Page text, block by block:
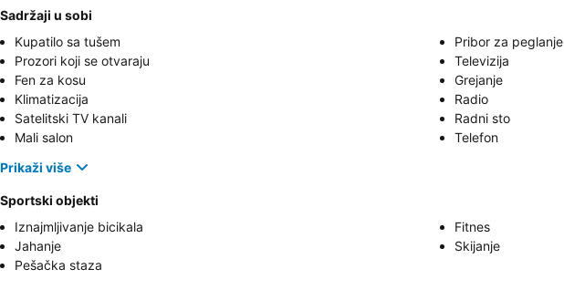
Sadržaji u sobi
Kupatilo sa tušem
Pribor za peglanje
Prozori koji se otvaraju
Televizija
Fen za kosu
Grejanje
Klimatizacija
Radio
Satelitski TV kanali
Radni sto
Mali salon
Telefon
Prikaži više
Sportski objekti
Iznajmljivanje bicikala
Fitnes
Jahanje
Skijanje
Pešačka staza